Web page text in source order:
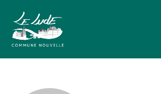
principal
7/04/2025 – Liste des
prises lors du Conseil